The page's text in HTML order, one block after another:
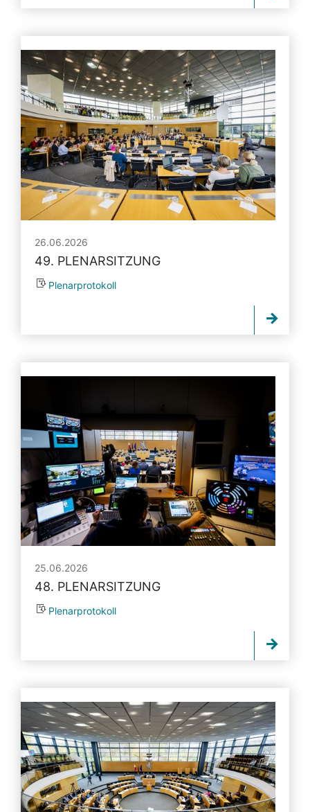
26.06.2026
49. PLENARSITZUNG
Plenarprotokoll
25.06.2026
48. PLENARSITZUNG
Plenarprotokoll